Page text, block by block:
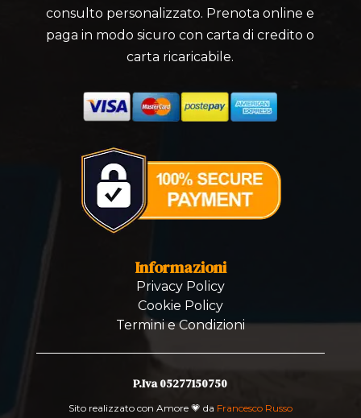
consulto personalizzato. Prenota online e
paga in modo sicuro con carta di credito o
carta ricaricabile.
Informazioni
Privacy Policy
Cookie Policy
Termini e Condizioni
P.Iva 05277150750
Sito realizzato con Amore 💗 da Francesco Russo